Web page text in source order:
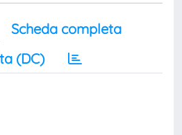
Scheda completa
(DC)